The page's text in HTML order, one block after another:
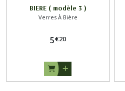
BIERE ( modèle 3 )
Verres À Bière
5€20